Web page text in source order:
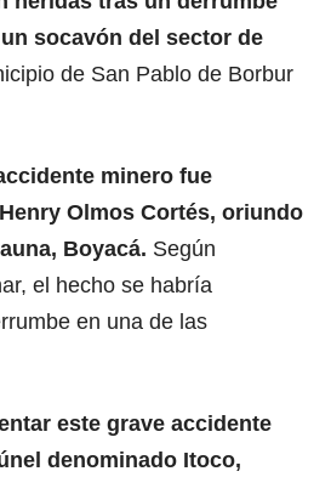
socavón del sector de
de San Pablo de Borbur
minero fue
Olmos Cortés, oriundo
Boyacá. Según
el hecho se habría
en una de las
este grave accidente
denominado Itoco,